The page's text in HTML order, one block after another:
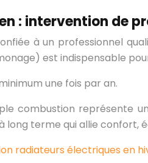
: intervention de
à un professionnel
est indispensable
une fois par an.
combustion représente
long terme qui allie
radiateurs électriques en